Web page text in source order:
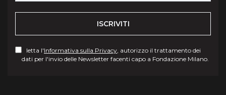
ISCRIVITI
letta l'Informativa sulla Privacy , autorizzo il trattamento dei
dati per l'invio delle Newsletter facenti capo a Fondazione Milano.